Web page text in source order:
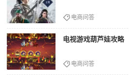
电商问答
电视游戏葫芦娃攻略
电商问答